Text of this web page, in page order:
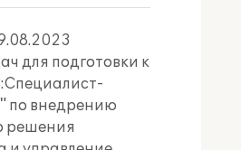
для подготовки к
по внедрению
решения